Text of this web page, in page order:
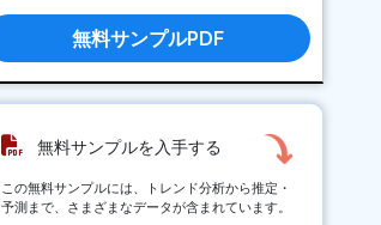
無料サンプルPDF
無料サンプルを入手する
この無料サンプルには、トレンド分析から推定・
予測まで、さまざまなデータが含まれています。